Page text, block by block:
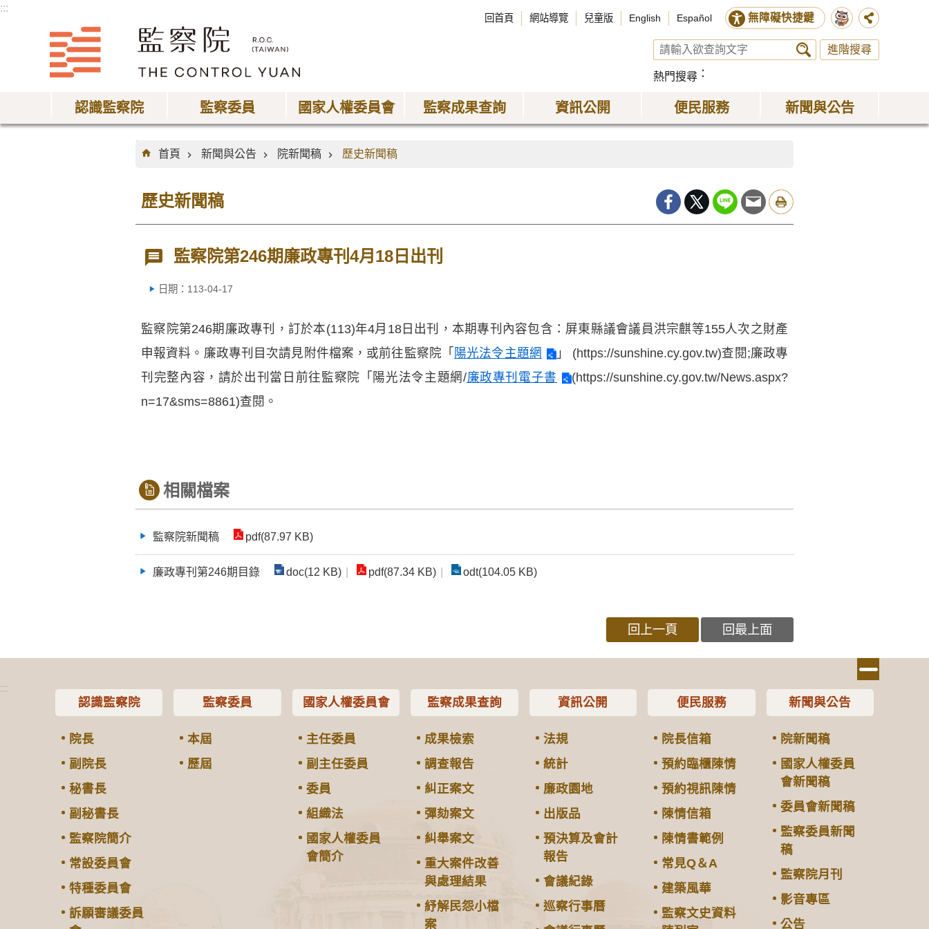
:::
回首頁 網站導覽 兒童版 English Español 無障礙快捷鍵
進階搜尋
熱門搜尋
認識監察院 監察委員 國家人權委員會 監察成果查詢 資訊公開 便民服務 新聞與公告
:::
首頁
新聞與公告 院新聞稿 歷史新聞稿
歷史新聞稿
監察院第246期廉政專刊4月18日出刊
日期：113-04-17
監察院第246期廉政專刊，訂於本(113)年4月18日出刊，本期專刊內容包含：屏東縣議會議員洪宗麒等155人次之財產
申報資料。廉政專刊目次請見附件檔案，或前往監察院「 陽光法令主題網
」 (https://sunshine.cy.gov.tw)查閱;廉政專
刊完整內容，請於出刊當日前往監察院「陽光法令主題網/廉政專刊電子書
(https://sunshine.cy.gov.tw/News.aspx?
n=17&sms=8861)查閱。
相關檔案
監察院新聞稿 pdf(87.97 KB)
廉政專刊第246期目錄 doc(12 KB) pdf(87.34 KB) odt(104.05 KB)
回上一頁 回最上面
:::
認識監察院
院長
副院長
秘書長
副秘書長
監察院簡介
常設委員會
特種委員會
訴願審議委員
監察委員
本屆
歷屆
國家人權委員會
主任委員
副主任委員
委員
組織法
國家人權委員
會簡介
監察成果查詢
成果檢索
調查報告
糾正案文
彈劾案文
糾舉案文
重大案件改善
與處理結果
紓解民怨小檔
案
資訊公開
法規
統計
廉政園地
出版品
預決算及會計
報告
會議紀錄
巡察行事曆
便民服務
院長信箱
預約臨櫃陳情
預約視訊陳情
陳情信箱
陳情書範例
常見Q＆A
建築風華
監察文史資料
新聞與公告
院新聞稿
國家人權委員
會新聞稿
委員會新聞稿
監察委員新聞
稿
監察院月刊
影音專區
公告